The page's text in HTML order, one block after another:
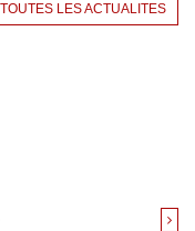
TOUTES LES ACTUALITES